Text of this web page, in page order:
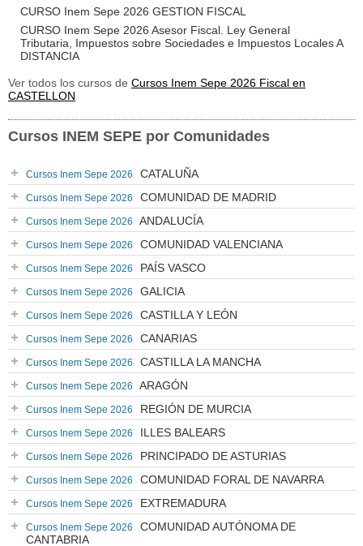
CURSO Inem Sepe 2026 GESTION FISCAL
CURSO Inem Sepe 2026 Asesor Fiscal. Ley General
Tributaria, Impuestos sobre Sociedades e Impuestos Locales A
DISTANCIA
Ver todos los cursos de Cursos Inem Sepe 2026 Fiscal en
CASTELLON
Cursos INEM SEPE por Comunidades
Cursos Inem Sepe 2026 CATALUÑA
Cursos Inem Sepe 2026 COMUNIDAD DE MADRID
Cursos Inem Sepe 2026 ANDALUCÍA
Cursos Inem Sepe 2026 COMUNIDAD VALENCIANA
Cursos Inem Sepe 2026 PAÍS VASCO
Cursos Inem Sepe 2026 GALICIA
Cursos Inem Sepe 2026 CASTILLA Y LEÓN
Cursos Inem Sepe 2026 CANARIAS
Cursos Inem Sepe 2026 CASTILLA LA MANCHA
Cursos Inem Sepe 2026 ARAGÓN
Cursos Inem Sepe 2026 REGIÓN DE MURCIA
Cursos Inem Sepe 2026 ILLES BALEARS
Cursos Inem Sepe 2026 PRINCIPADO DE ASTURIAS
Cursos Inem Sepe 2026 COMUNIDAD FORAL DE NAVARRA
Cursos Inem Sepe 2026 EXTREMADURA
Cursos Inem Sepe 2026
COMUNIDAD AUTÓNOMA DE
CANTABRIA